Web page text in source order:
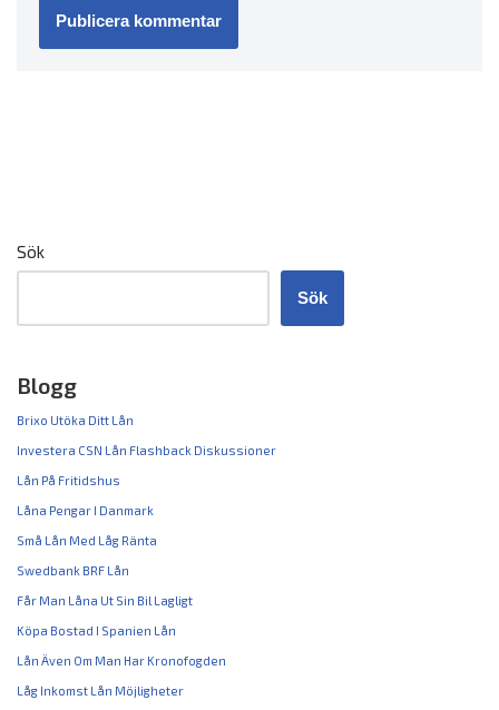
Sök
Sök
Blogg
Brixo Utöka Ditt Lån
Investera CSN Lån Flashback Diskussioner
Lån På Fritidshus
Låna Pengar I Danmark
Små Lån Med Låg Ränta
Swedbank BRF Lån
Får Man Låna Ut Sin Bil Lagligt
Köpa Bostad I Spanien Lån
Lån Även Om Man Har Kronofogden
Låg Inkomst Lån Möjligheter